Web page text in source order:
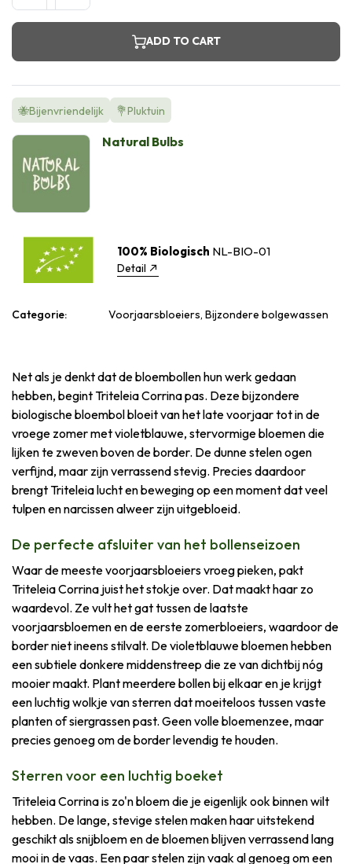
ADD TO CART
🐝Bijenvriendelijk 💐Pluktuin
Natural Bulbs
100% Biologisch NL-BIO-01
Detail
Categorie: Voorjaarsbloeiers, Bijzondere bolgewassen
Net als je denkt dat de bloembollen hun werk gedaan
hebben, begint Triteleia Corrina pas. Deze bijzondere
biologische bloembol bloeit van het late voorjaar tot in de
vroege zomer met violetblauwe, stervormige bloemen die
lijken te zweven boven de border. De dunne stelen ogen
verfijnd, maar zijn verrassend stevig. Precies daardoor
brengt Triteleia lucht en beweging op een moment dat veel
tulpen en narcissen alweer zijn uitgebloeid.
De perfecte afsluiter van het bollenseizoen
Waar de meeste voorjaarsbloeiers vroeg pieken, pakt
Triteleia Corrina juist het stokje over. Dat maakt haar zo
waardevol. Ze vult het gat tussen de laatste
voorjaarsbloemen en de eerste zomerbloeiers, waardoor de
border niet ineens stilvalt. De violetblauwe bloemen hebben
een subtiele donkere middenstreep die ze van dichtbij nóg
mooier maakt. Plant meerdere bollen bij elkaar en je krijgt
een luchtig wolkje van sterren dat moeiteloos tussen vaste
planten of siergrassen past. Geen volle bloemenzee, maar
precies genoeg om de border levendig te houden.
Sterren voor een luchtig boeket
Triteleia Corrina is zo'n bloem die je eigenlijk ook binnen wilt
hebben. De lange, stevige stelen maken haar uitstekend
geschikt als snijbloem en de bloemen blijven verrassend lang
mooi in de vaas. Een paar stelen zijn vaak al genoeg om een